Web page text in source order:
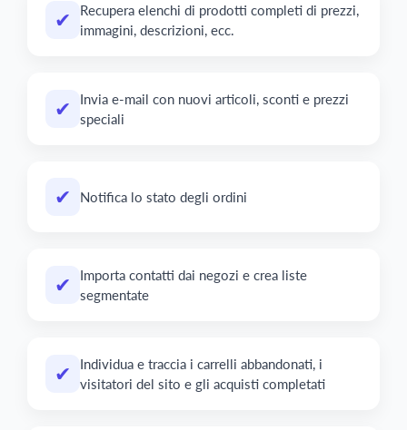
✔
Recupera elenchi di prodotti completi di prezzi,
immagini, descrizioni, ecc.
✔
Invia e-mail con nuovi articoli, sconti e prezzi
speciali
✔ Notifica lo stato degli ordini
✔
Importa contatti dai negozi e crea liste
segmentate
✔
Individua e traccia i carrelli abbandonati, i
visitatori del sito e gli acquisti completati